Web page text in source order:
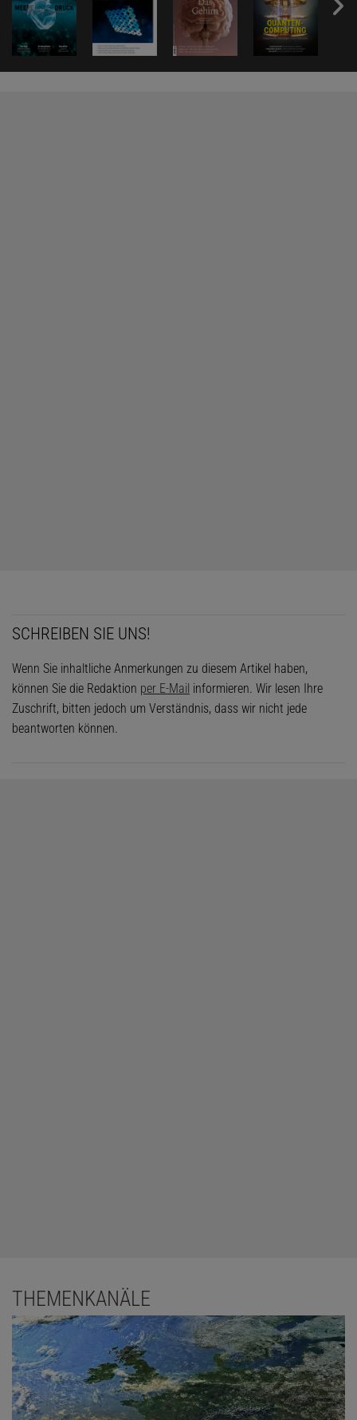
SCHREIBEN SIE UNS!
Wenn Sie inhaltliche Anmerkungen zu diesem Artikel haben,
können Sie die Redaktion per E-Mail informieren. Wir lesen Ihre
Zuschrift, bitten jedoch um Verständnis, dass wir nicht jede
beantworten können.
THEMENKANÄLE